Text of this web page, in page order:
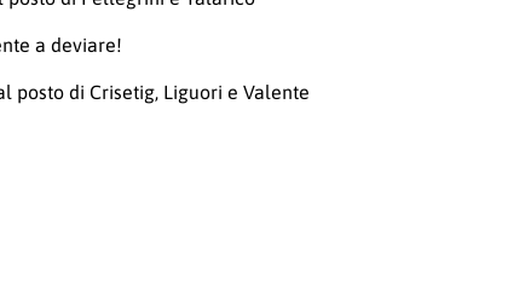
a deviare!
posto di Crisetig, Liguori e Valente